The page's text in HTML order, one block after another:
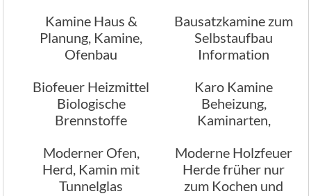
Kamine Haus &
Planung, Kamine,
Ofenbau
Bausatzkamine zum
Selbstaufbau
Information
Biofeuer Heizmittel
Biologische
Brennstoffe
Karo Kamine
Beheizung,
Kaminarten,
Moderner Ofen,
Herd, Kamin mit
Tunnelglas
Moderne Holzfeuer
Herde früher nur
zum Kochen und